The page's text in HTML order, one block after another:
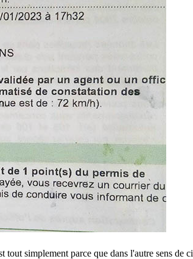
tout simplement parce que dans l'autre sens